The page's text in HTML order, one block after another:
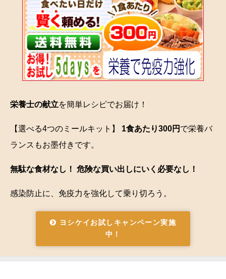
栄養士の献立を簡単レシピでお届け！
【選べる4つのミールキット】 1食あたり300円 で栄養バ
ランスもお墨付きです。
無駄な食材なし！ 危険な買い出しにいく必要なし！
感染防止に、免疫力を強化して乗り切ろう。
ヨシケイお試しキャンペーン実施
中！